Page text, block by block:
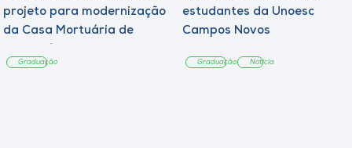
projeto para modernização
da Casa Mortuária de
Graduação
estudantes da Unoesc
Campos Novos
Graduação Notícia